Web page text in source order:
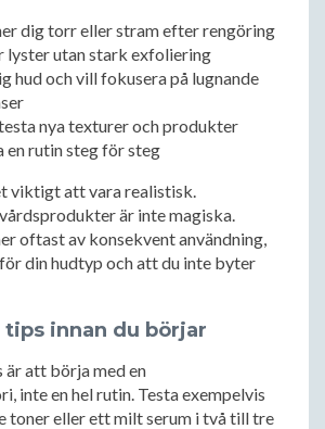
dig torr eller stram efter rengöring
lyster utan stark exfoliering
hud och vill fokusera på lugnande
nya texturer och produkter
en rutin steg för steg
viktigt att vara realistisk.
är inte magiska.
oftast av konsekvent användning,
din hudtyp och att du inte byter
tips innan du börjar
att börja med en
inte en hel rutin. Testa exempelvis
toner eller ett milt serum i två till tre